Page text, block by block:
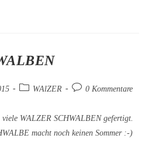
Beitrags-
WAlZER
Beitrags-
0 Kommentare
WALZER SCHWALBEN gefertigt.
macht noch keinen Sommer :-)